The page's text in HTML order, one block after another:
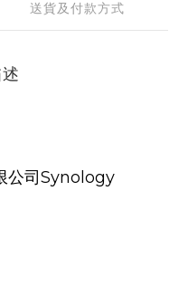
送貨及付款方式
公司Synology